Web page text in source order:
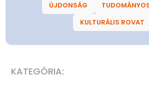
ÚJDONSÁG
KULTURÁLIS ROVAT
KATEGÓRIA: